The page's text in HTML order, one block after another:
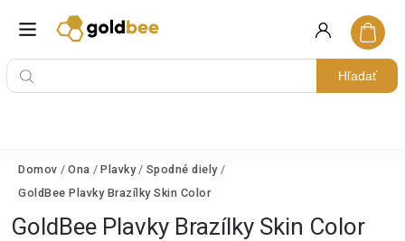
Hľadať
Domov / Ona / Plavky / Spodné diely /
GoldBee Plavky Brazílky Skin Color
GoldBee Plavky Brazílky Skin Color